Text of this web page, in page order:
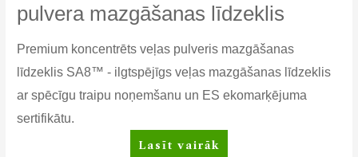
pulvera mazgāšanas līdzeklis
Premium koncentrēts veļas pulveris mazgāšanas
līdzeklis SA8™ - ilgtspējīgs veļas mazgāšanas līdzeklis
ar spēcīgu traipu noņemšanu un ES ekomarķējuma
sertifikātu.
SA8™
Lasīt vairāk